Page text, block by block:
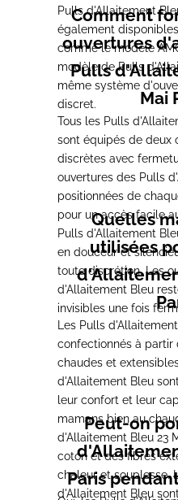
Pulls d'Allaitement
également
comme le modèle
modèle de Pulls
même système
discret.
Comment
ouvertures
Pulls
Mai
Tous les Pulls
sont équipés de deux
discrètes avec
ouvertures des Pulls
positionnées de
pour un accès facile
Pulls d'Allaitement
en douceur et
toute discrétion. Les
d'Allaitement Bleu
invisibles une fois
Quelles
utilisées
Les Pulls
confectionnés à partir
chaudes et
d'Allaitement Bleu
leur confort et leur
mamans bien au
d'Allaitement Bleu 23
coton et des fibres
chaleur et souplesse.
d'Allaitement Bleu
Peut-on
Paris